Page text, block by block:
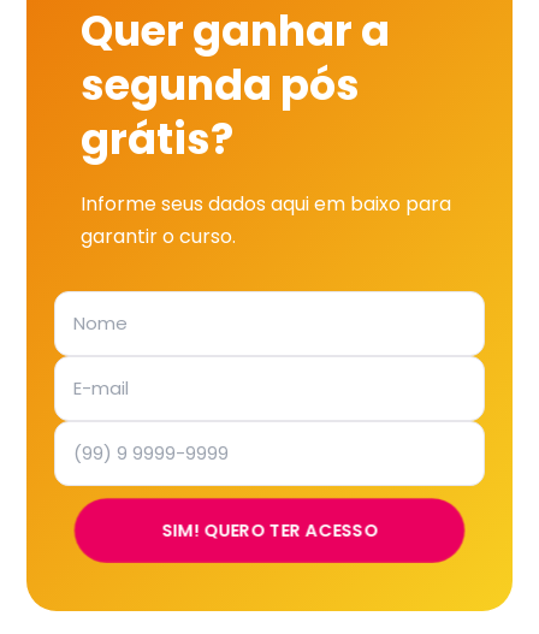
Quer ganhar a
segunda pós
grátis?
Informe seus dados aqui em baixo para
garantir o curso.
SIM! QUERO TER ACESSO